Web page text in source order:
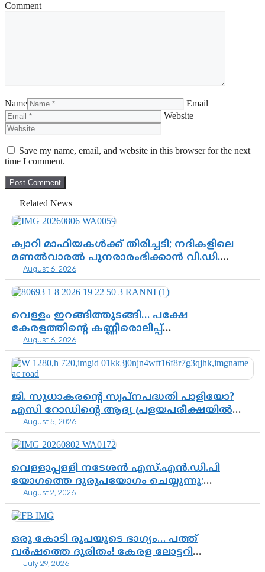
Comment
Name
Email
Website
Save my name, email, and website in this browser for the next
time I comment.
Related News
ക്വാറി മാഫിയകൾക്ക് തിരിച്ചടി; നദികളിലെ
മണൽവാരൽ പുനരാരംഭിക്കാൻ വി.ഡി.
സർക്കാർ തീരുമാനം
August 6, 2026
വെള്ളം ഇറങ്ങിത്തുടങ്ങി… പക്ഷേ
കേരളത്തിന്റെ കണ്ണീരൊലിപ്പ്
എന്നവസാനിക്കും?
August 6, 2026
ജി. സുധാകരന്റെ സ്വപ്നപദ്ധതി പാളിയോ?
എസി റോഡിന്റെ ആദ്യ പ്രളയപരീക്ഷയിൽ
ഉയരുന്നത് ഗുരുതര ചോദ്യങ്ങൾ
August 5, 2026
വെള്ളാപ്പള്ളി നടേശൻ എസ്.എൻ.ഡി.പി
യോഗത്തെ ദുരുപയോഗം ചെയ്യുന്നു;
ശ്രീനാരായണ പ്രസ്ഥാനത്തെ കാർന്നുതിന്നുന്ന
വിഷവിത്ത്: ഗോകുലം ഗോപാലൻ
August 2, 2026
ഒരു കോടി രൂപയുടെ ഭാഗ്യം… പത്ത്
വർഷത്തെ ദുരിതം! കേരള ലോട്ടറി
സംവിധാനത്തെ ചോദ്യം ചെയ്ത് കോയയുടെ
July 29, 2026